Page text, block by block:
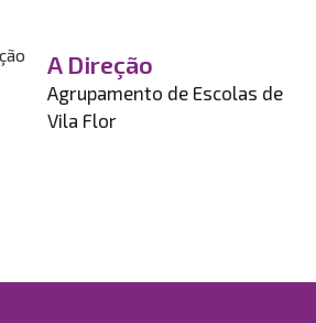
A Direção
Agrupamento de Escolas de
Vila Flor